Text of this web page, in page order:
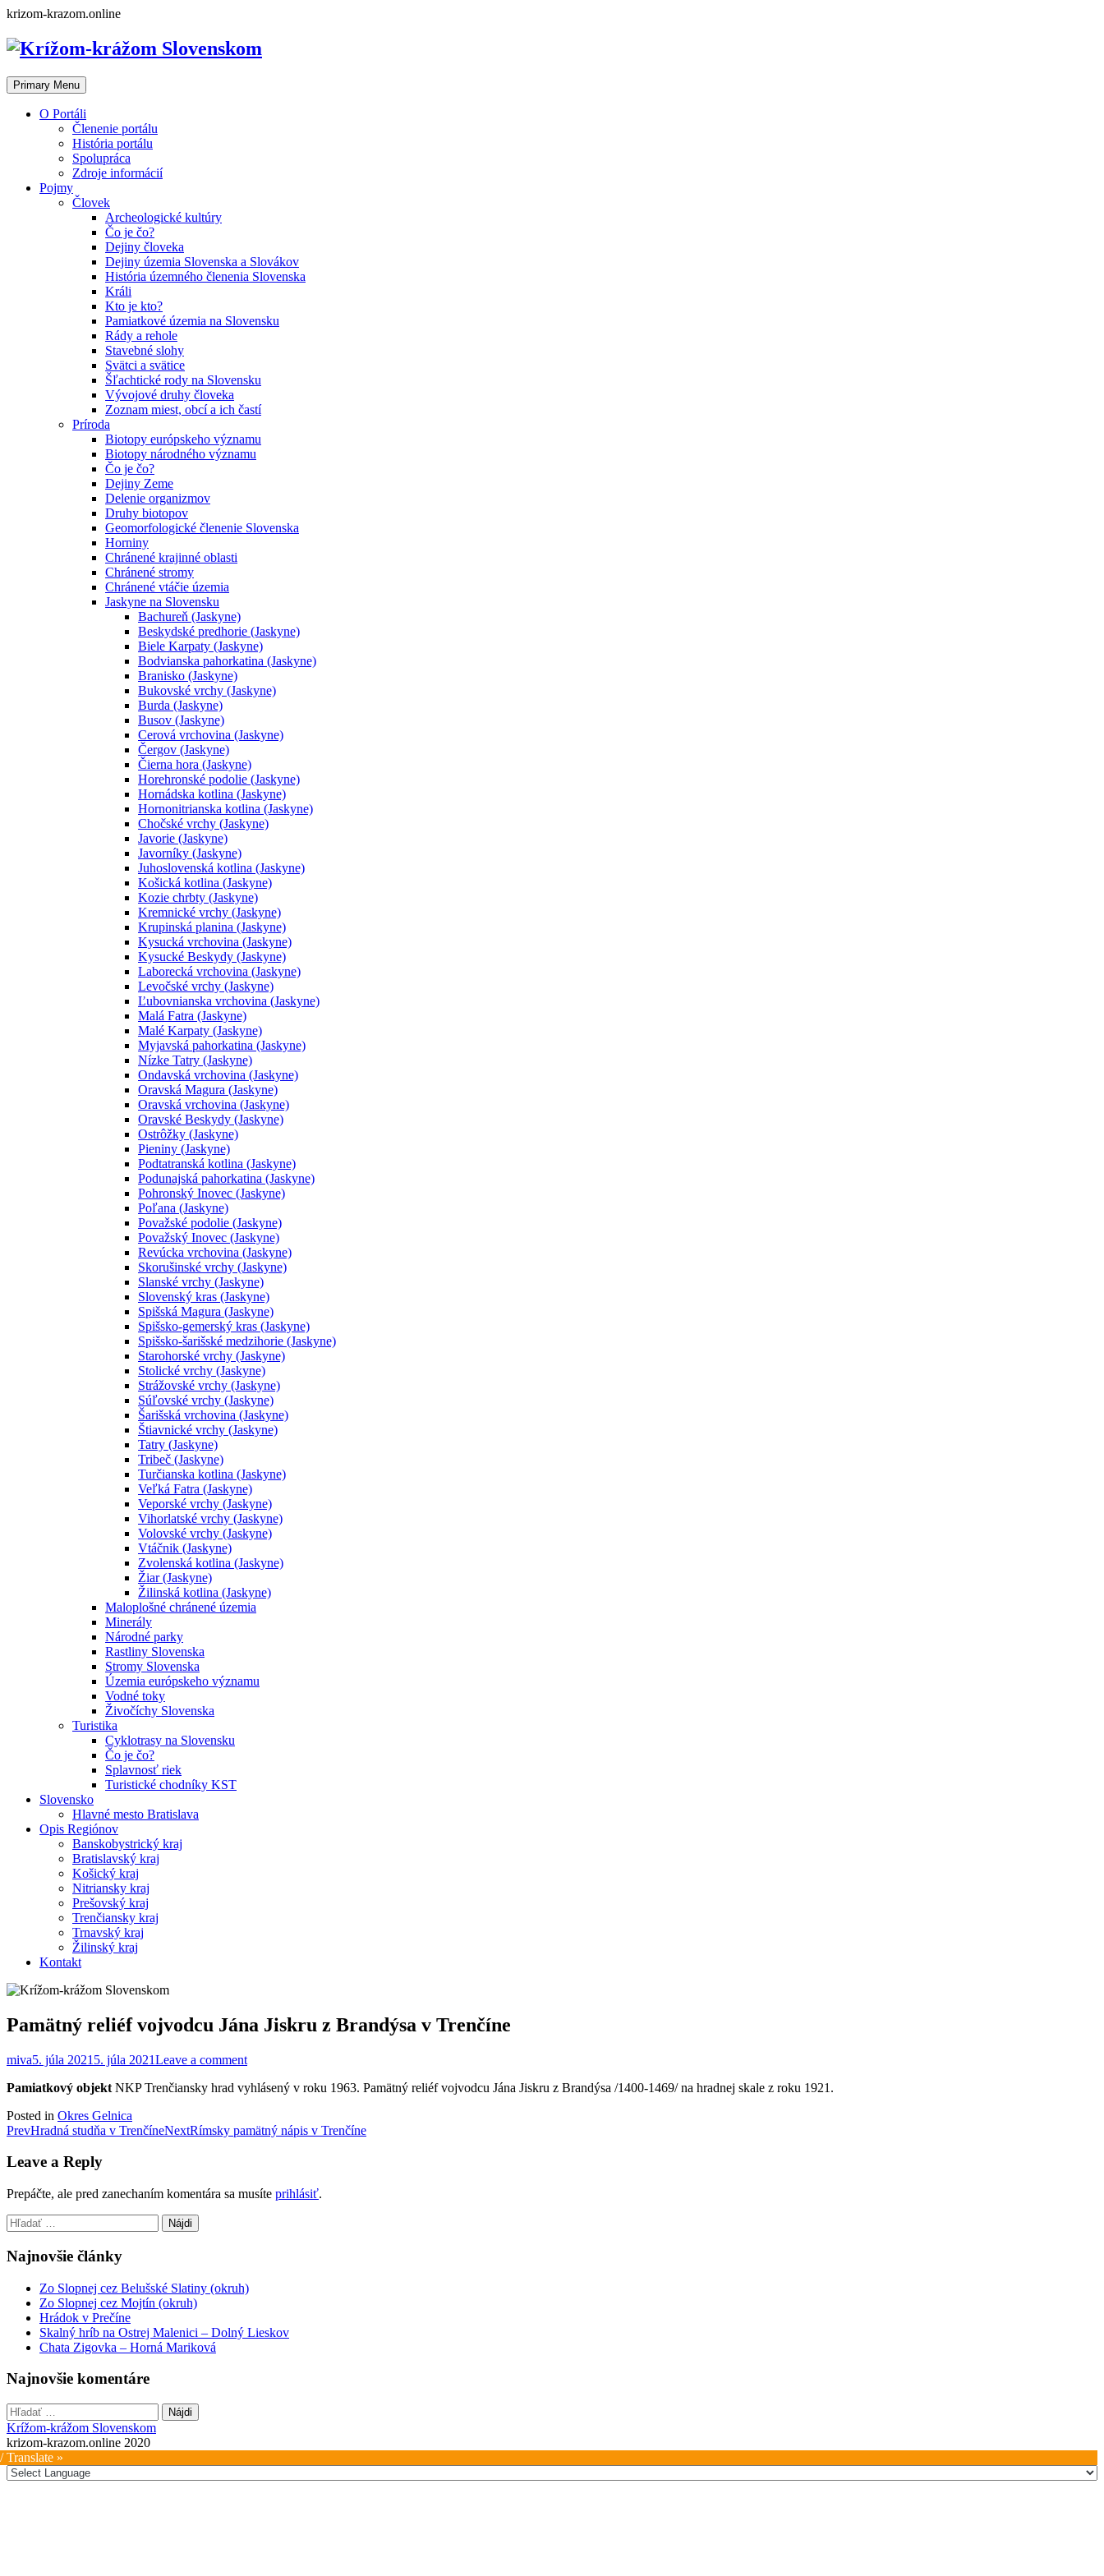
Skip
content
krizom-krazom.online
Primary Menu
O Portáli
Členenie portálu
História portálu
Spolupráca
Zdroje informácií
Pojmy
Človek
Archeologické kultúry
Čo je čo?
Dejiny človeka
Dejiny územia Slovenska a Slovákov
História územného členenia Slovenska
Králi
Kto je kto?
Pamiatkové územia na Slovensku
Rády a rehole
Stavebné slohy
Svätci a svätice
Šľachtické rody na Slovensku
Vývojové druhy človeka
Zoznam miest, obcí a ich častí
Príroda
Biotopy európskeho významu
Biotopy národného významu
Čo je čo?
Dejiny Zeme
Delenie organizmov
Druhy biotopov
Geomorfologické členenie Slovenska
Horniny
Chránené krajinné oblasti
Chránené stromy
Chránené vtáčie územia
Jaskyne na Slovensku
Bachureň (Jaskyne)
Beskydské predhorie (Jaskyne)
Biele Karpaty (Jaskyne)
Bodvianska pahorkatina (Jaskyne)
Branisko (Jaskyne)
Bukovské vrchy (Jaskyne)
Burda (Jaskyne)
Busov (Jaskyne)
Cerová vrchovina (Jaskyne)
Čergov (Jaskyne)
Čierna hora (Jaskyne)
Horehronské podolie (Jaskyne)
Hornádska kotlina (Jaskyne)
Hornonitrianska kotlina (Jaskyne)
Chočské vrchy (Jaskyne)
Javorie (Jaskyne)
Javorníky (Jaskyne)
Juhoslovenská kotlina (Jaskyne)
Košická kotlina (Jaskyne)
Kozie chrbty (Jaskyne)
Kremnické vrchy (Jaskyne)
Krupinská planina (Jaskyne)
Kysucká vrchovina (Jaskyne)
Kysucké Beskydy (Jaskyne)
Laborecká vrchovina (Jaskyne)
Levočské vrchy (Jaskyne)
Ľubovnianska vrchovina (Jaskyne)
Malá Fatra (Jaskyne)
Malé Karpaty (Jaskyne)
Myjavská pahorkatina (Jaskyne)
Nízke Tatry (Jaskyne)
Ondavská vrchovina (Jaskyne)
Oravská Magura (Jaskyne)
Oravská vrchovina (Jaskyne)
Oravské Beskydy (Jaskyne)
Ostrôžky (Jaskyne)
Pieniny (Jaskyne)
Podtatranská kotlina (Jaskyne)
Podunajská pahorkatina (Jaskyne)
Pohronský Inovec (Jaskyne)
Poľana (Jaskyne)
Považské podolie (Jaskyne)
Považský Inovec (Jaskyne)
Revúcka vrchovina (Jaskyne)
Skorušinské vrchy (Jaskyne)
Slanské vrchy (Jaskyne)
Slovenský kras (Jaskyne)
Spišská Magura (Jaskyne)
Spišsko-gemerský kras (Jaskyne)
Spišsko-šarišské medzihorie (Jaskyne)
Starohorské vrchy (Jaskyne)
Stolické vrchy (Jaskyne)
Strážovské vrchy (Jaskyne)
Súľovské vrchy (Jaskyne)
Šarišská vrchovina (Jaskyne)
Štiavnické vrchy (Jaskyne)
Tatry (Jaskyne)
Tribeč (Jaskyne)
Turčianska kotlina (Jaskyne)
Veľká Fatra (Jaskyne)
Veporské vrchy (Jaskyne)
Vihorlatské vrchy (Jaskyne)
Volovské vrchy (Jaskyne)
Vtáčnik (Jaskyne)
Zvolenská kotlina (Jaskyne)
Žiar (Jaskyne)
Žilinská kotlina (Jaskyne)
Maloplošné chránené územia
Minerály
Národné parky
Rastliny Slovenska
Stromy Slovenska
Územia európskeho významu
Vodné toky
Živočíchy Slovenska
Turistika
Cyklotrasy na Slovensku
Čo je čo?
Splavnosť riek
Turistické chodníky KST
Slovensko
Hlavné mesto Bratislava
Opis Regiónov
Banskobystrický kraj
Bratislavský kraj
Košický kraj
Nitriansky kraj
Prešovský kraj
Trenčiansky kraj
Trnavský kraj
Žilinský kraj
Kontakt
Pamätný reliéf vojvodcu Jána Jiskru z Brandýsa v Trenčíne
miva5. júla 2021 5. júla 2021Leave a comment
Pamiatkový objekt NKP Trenčiansky hrad vyhlásený v roku 1963. Pamätný reliéf vojvodcu Jána Jiskru z Brandýsa /1400-1469/ na hradnej skale z roku 1921.
Posted in Okres Gelnica
Post
navigation
PrevHradná studňa v TrenčíneNextRímsky pamätný nápis v Trenčíne
Leave a Reply
Prepáčte, ale pred zanechaním komentára sa musíte prihlásiť.
Hľadať:
Najnovšie články
Zo Slopnej cez Belušské Slatiny (okruh)
Zo Slopnej cez Mojtín (okruh)
Hrádok v Prečíne
Skalný hríb na Ostrej Malenici – Dolný Lieskov
Chata Zigovka – Horná Mariková
Najnovšie komentáre
Hľadať:
Krížom-krážom Slovenskom
krizom-krazom.online 2020
Translate »